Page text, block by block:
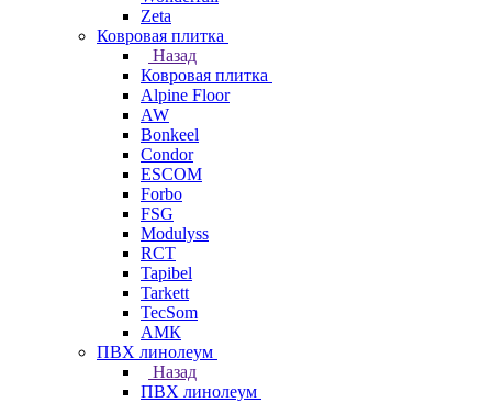
Zeta
Ковровая плитка
Назад
Ковровая плитка
Alpine Floor
AW
Bonkeel
Condor
ESCOM
Forbo
FSG
Modulyss
RCT
Tapibel
Tarkett
TecSom
АМК
ПВХ линолеум
Назад
ПВХ линолеум